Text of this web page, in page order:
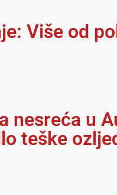
Više od
nesreća u
teške